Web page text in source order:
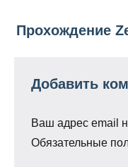
Прохождение
Добавить
Ваш адрес email
Обязательные